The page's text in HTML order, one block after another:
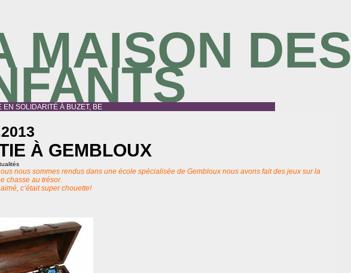
MAISON DES
EN SOLIDARITÉ À BUZET, BE
À GEMBLOUX
nous sommes rendus dans une école spécialisée de Gembloux nous avons fait des jeux sur la
chasse au trésor.
c’était super chouette!